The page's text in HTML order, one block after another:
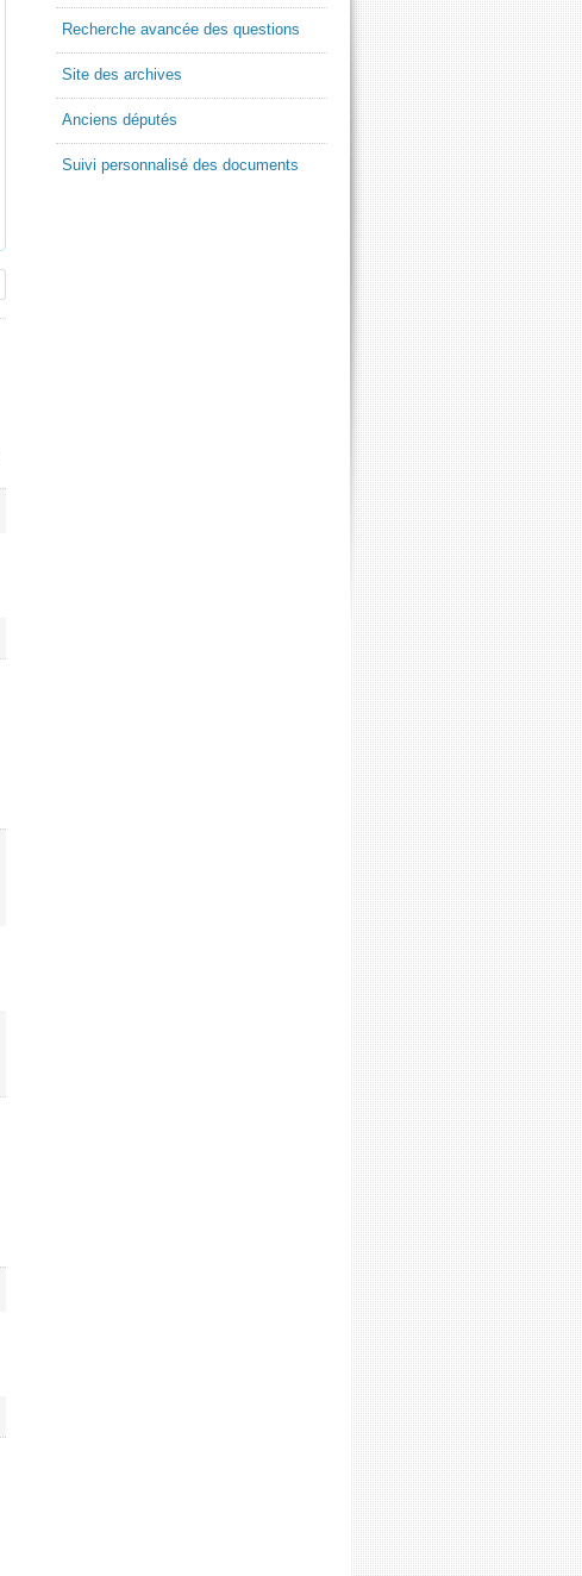
Recherche avancée des questions
Site des archives
Anciens députés
Suivi personnalisé des documents